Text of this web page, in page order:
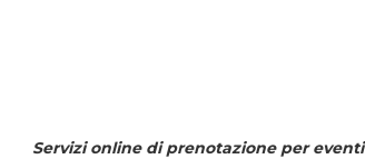
Servizi online di prenotazione per eventi